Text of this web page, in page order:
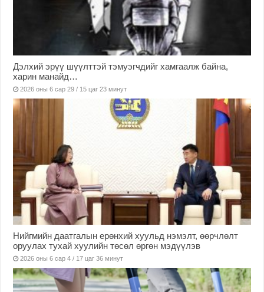
Дэлхий эрүү шүүлттэй тэмуэгчдийг хамгаалж байна,
харин манайд…
2026 оны 6 сар 29 / 15 цаг 23 минут
Нийгмийн даатгалын ерөнхий хуульд нэмэлт, өөрчлөлт
оруулах тухай хуулийн төсөл өргөн мэдүүлэв
2026 оны 6 сар 4 / 17 цаг 36 минут